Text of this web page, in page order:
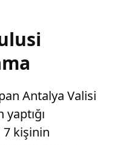
Antalya Valisi
7 kişinin